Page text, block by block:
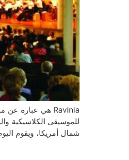
شمال أمريكا، ويقوم اليوم